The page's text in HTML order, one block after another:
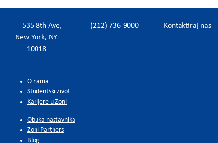
535 8th Ave,
New York, NY
10018
(212) 736-9000 Kontaktiraj nas
O nama
Studentski život
Karijere u Zoni
Obuka nastavnika
Zoni Partners
Blog